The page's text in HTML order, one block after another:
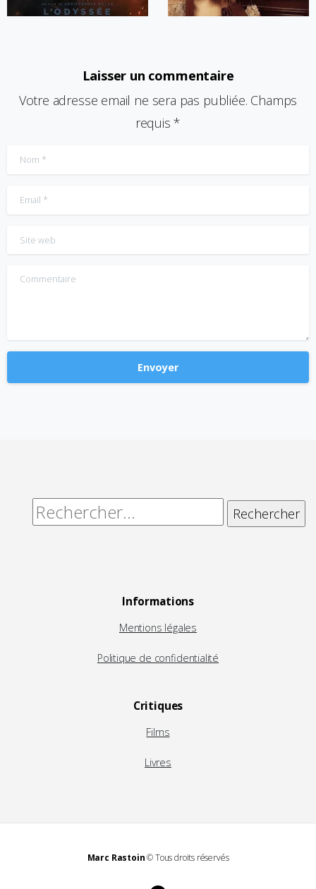
Laisser un commentaire
Votre adresse email ne sera pas publiée. Champs
requis *
Nom*
Email*
Site web
Commentaire
Rechercher :
Informations
Mentions légales
Politique de confidentialité
Critiques
Films
Livres
Marc Rastoin© Tous droits réservés